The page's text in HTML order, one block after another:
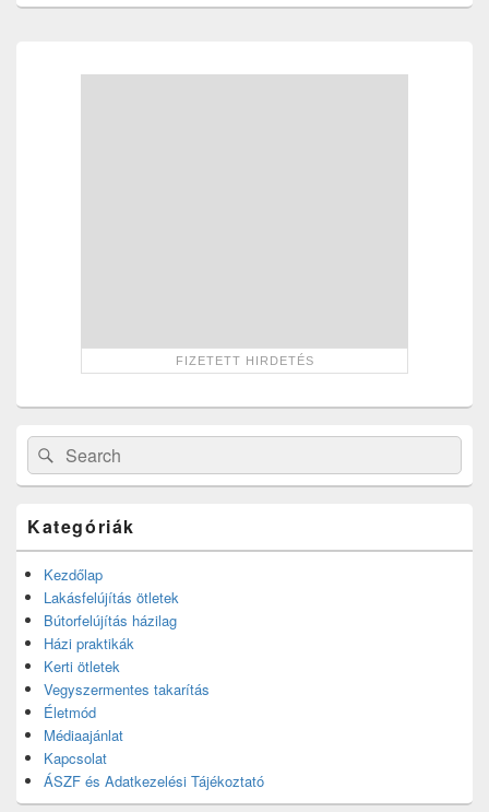
Search
for:
Search
Kategóriák
Kezdőlap
Lakásfelújítás ötletek
Bútorfelújítás házilag
Házi praktikák
Kerti ötletek
Vegyszermentes takarítás
Életmód
Médiaajánlat
Kapcsolat
ÁSZF és Adatkezelési Tájékoztató